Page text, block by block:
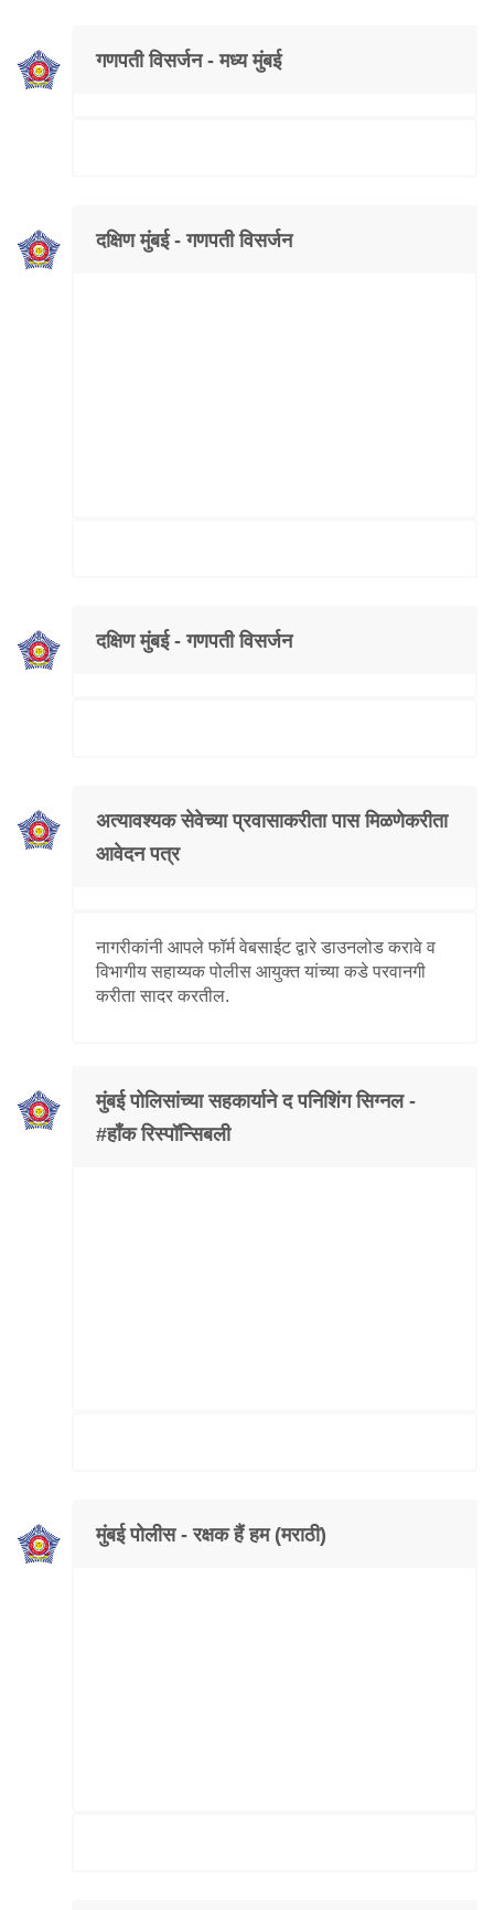
गणपती विसर्जन - मध्य मुंबई
दक्षिण मुंबई - गणपती विसर्जन
दक्षिण मुंबई - गणपती विसर्जन
अत्यावश्यक सेवेच्या प्रवासाकरीता पास मिळणेकरीता
आवेदन पत्र
नागरीकांनी आपले फॉर्म वेबसाईट द्वारे डाउनलोड करावे व
विभागीय सहाय्यक पोलीस आयुक्त यांच्या कडे परवानगी
करीता सादर करतील.
मुंबई पोलिसांच्या सहकार्याने द पनिशिंग सिग्नल -
#हॉंक रिस्पॉन्सिबली
मुंबई पोलीस - रक्षक हैं हम (मराठी)